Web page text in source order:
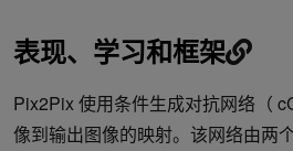
表现、学习和框架
Pix2Pix 使用条件生成对抗网络（
像到输出图像的映射。该网络由两